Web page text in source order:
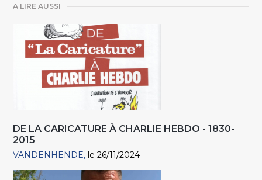
A LIRE AUSSI
DE LA CARICATURE À CHARLIE HEBDO - 1830-
2015
VANDENHENDE le 26/11/2024